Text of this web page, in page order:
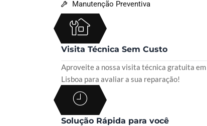
Manutenção Preventiva
Visita Técnica Sem Custo
Aproveite a nossa visita técnica gratuita em
Lisboa para avaliar a sua reparação!
Solução Rápida para você